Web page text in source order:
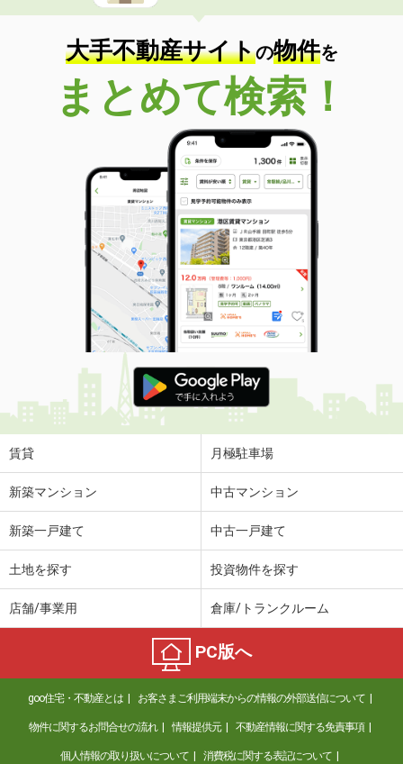
専有面積 46.17m²
間取り
1LDK
栃木県佐野市植上町
価 格
4万円
栃木県佐野市植上町
23.71m²
間取り
1K
栃木県下野市駅東１
価 格
4.30万円
住 所
栃木県下野市駅東１
専有面積 20.28m²
間取り
1K
栃木県佐野市若松町
価 格
4万円
住 所
栃木県佐野市若松町
専有面積
栃木県栃木市城内町２丁目
5.90万円
栃木県下都賀郡壬生町中央町
5.95万円
住 所
栃木県下都賀郡壬生町中央町
専有面積 50.53m²
間取り
2LDK
栃木県宇都宮市砥上町
大手不動産サイトの物件を
まとめて検索！
賃貸 月極駐車場
新築マンション 中古マンション
新築一戸建て 中古一戸建て
土地を探す 投資物件を探す
店舗/事業用 倉庫/トランクルーム
PC版へ
goo住宅・不動産とは お客さまご利用端末からの情報の外部送信について
物件に関するお問合せの流れ 情報提供元 不動産情報に関する免責事項
個人情報の取り扱いについて 消費税に関する表記について